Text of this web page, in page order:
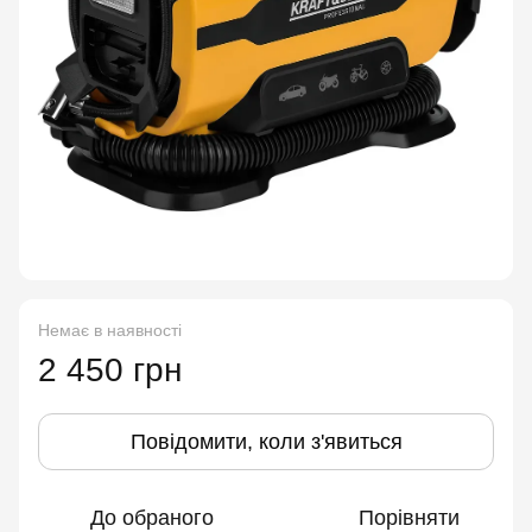
Немає в наявності
2 450 грн
Повідомити, коли з'явиться
До обраного Порівняти